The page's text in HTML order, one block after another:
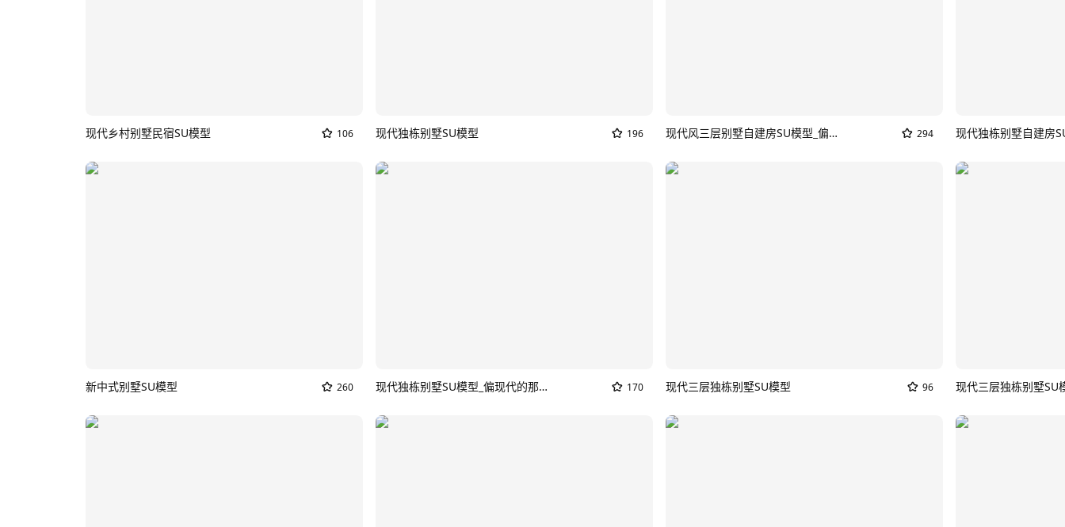
现代乡村别墅民宿SU模型 106 现代独栋别墅SU模型 196 现代风三层别墅自建房SU模型_偏现代的那种新中式别墅 294 现代独栋别墅自建房
新中式别墅SU模型 260 现代独栋别墅SU模型_偏现代的那种新中式别墅 170 现代三层独栋别墅SU模型 96 现代三层独栋别墅SU